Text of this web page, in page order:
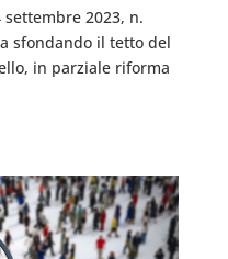
settembre 2023, n.
sfondando il tetto del
in parziale riforma